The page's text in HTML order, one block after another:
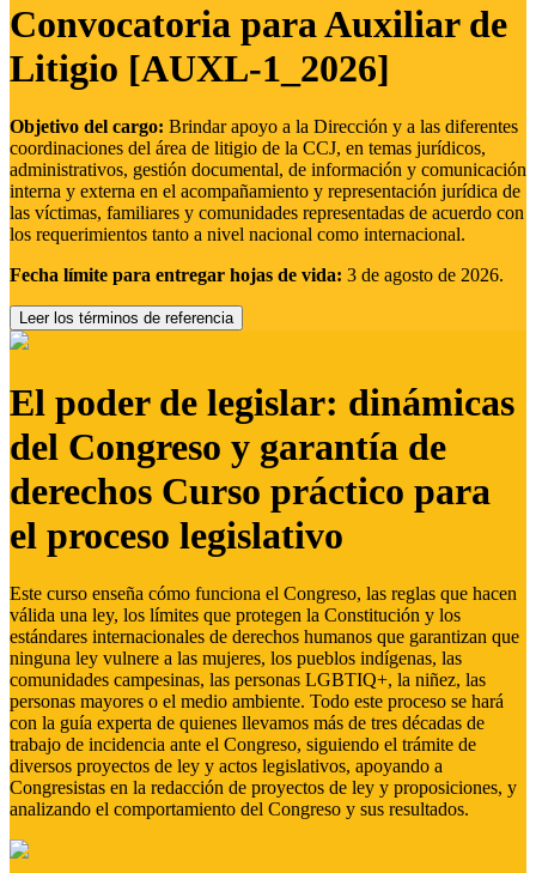
Convocatoria para Auxiliar de
Litigio [AUXL-1_2026]
Objetivo del cargo: Brindar apoyo a la Dirección y a las diferentes
coordinaciones del área de litigio de la CCJ, en temas jurídicos,
administrativos, gestión documental, de información y comunicación
interna y externa en el acompañamiento y representación jurídica de
las víctimas, familiares y comunidades representadas de acuerdo con
los requerimientos tanto a nivel nacional como internacional.
Fecha límite para entregar hojas de vida: 3 de agosto de 2026.
Leer los términos de referencia
El poder de legislar: dinámicas
del Congreso y garantía de
derechos Curso práctico para
el proceso legislativo
Este curso enseña cómo funciona el Congreso, las reglas que hacen
válida una ley, los límites que protegen la Constitución y los
estándares internacionales de derechos humanos que garantizan que
ninguna ley vulnere a las mujeres, los pueblos indígenas, las
comunidades campesinas, las personas LGBTIQ+, la niñez, las
personas mayores o el medio ambiente. Todo este proceso se hará
con la guía experta de quienes llevamos más de tres décadas de
trabajo de incidencia ante el Congreso, siguiendo el trámite de
diversos proyectos de ley y actos legislativos, apoyando a
Congresistas en la redacción de proyectos de ley y proposiciones, y
analizando el comportamiento del Congreso y sus resultados.